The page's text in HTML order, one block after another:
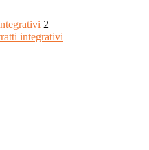
2
integrativi